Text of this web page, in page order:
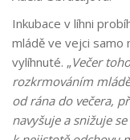
Inkubace v líhni
mládě ve vejci samo
vylíhnuté. „Večer
rozkrmováním
od rána do večera,
navyšuje a snižuje